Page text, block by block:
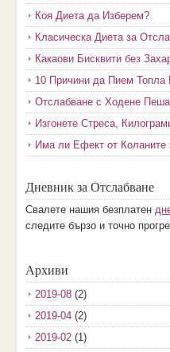
Коя Диета да Изберем?
Класическа Диета за
Какаови Бисквити без
10 Причини да Пием
Отслабване с Ходене Пеша
Изгонете Стреса,
Има ли Ефект от Коланите
Дневник за Отслабване
Свалете нашия безплатен
следите бързо и точно
Архиви
2019-08(2)
2019-04(2)
2019-02(1)